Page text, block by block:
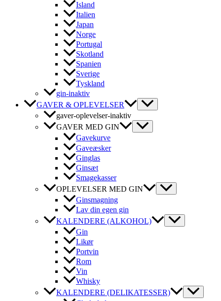
Island
Italien
Japan
Norge
Portugal
Skotland
Spanien
Sverige
Tyskland
gin-inaktiv
GAVER & OPLEVELSER
gaver-oplevelser-inaktiv
GAVER MED GIN
Gavekurve
Gaveæsker
Ginglas
Ginsæt
Smagekasser
OPLEVELSER MED GIN
Ginsmagning
Lav din egen gin
KALENDERE (ALKOHOL)
Gin
Likør
Portvin
Rom
Vin
Whisky
KALENDERE (DELIKATESSER)